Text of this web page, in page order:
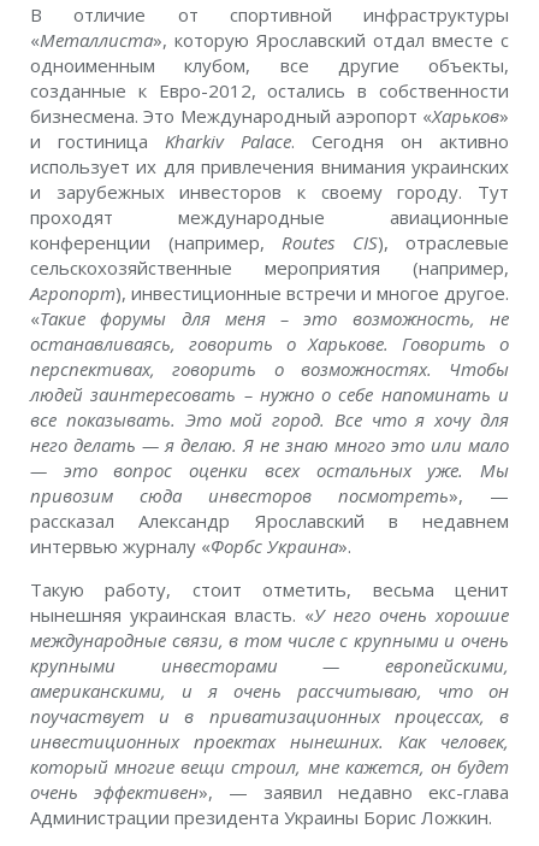
В отличие от спортивной инфраструктуры
«Металлиста», которую Ярославский отдал вместе с
одноименным клубом, все другие объекты,
созданные к Евро-2012, остались в собственности
бизнесмена. Это Международный аэропорт «Харьков»
и гостиница Kharkiv Palace. Сегодня он активно
использует их для привлечения внимания украинских
и зарубежных инвесторов к своему городу. Тут
проходят международные авиационные
конференции (например, Routes CIS), отраслевые
сельскохозяйственные мероприятия (например,
Агропорт), инвестиционные встречи и многое другое.
«Такие форумы для меня – это возможность, не
останавливаясь, говорить о Харькове. Говорить о
перспективах, говорить о возможностях. Чтобы
людей заинтересовать – нужно о себе напоминать и
все показывать. Это мой город. Все что я хочу для
него делать — я делаю. Я не знаю много это или мало
— это вопрос оценки всех остальных уже. Мы
привозим сюда инвесторов посмотреть», —
рассказал Александр Ярославский в недавнем
интервью журналу «Форбс Украина».
Такую работу, стоит отметить, весьма ценит
нынешняя украинская власть. «У него очень хорошие
международные связи, в том числе с крупными и очень
крупными инвесторами — европейскими,
американскими, и я очень рассчитываю, что он
поучаствует и в приватизационных процессах, в
инвестиционных проектах нынешних. Как человек,
который многие вещи строил, мне кажется, он будет
очень эффективен», — заявил недавно екс-глава
Администрации президента Украины Борис Ложкин.